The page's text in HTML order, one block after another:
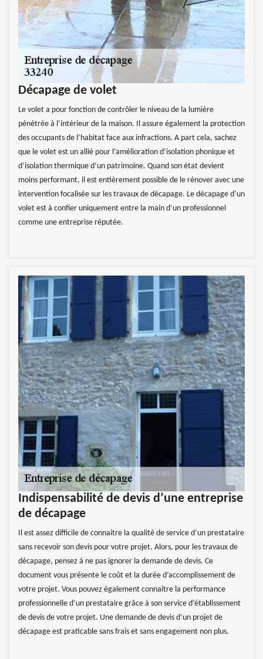
Décapage de volet
Le volet a pour fonction de contrôler le niveau de la lumière
pénétrée à l’intérieur de la maison. Il assure également la protection
des occupants de l’habitat face aux infractions. A part cela, sachez
que le volet est un allié pour l’amélioration d’isolation phonique et
d’isolation thermique d’un patrimoine. Quand son état devient
moins performant, il est entièrement possible de le rénover avec une
intervention focalisée sur les travaux de décapage. Le décapage d’un
volet est à confier uniquement entre la main d’un professionnel
comme une entreprise réputée.
Indispensabilité de devis d’une entreprise
de décapage
Il est assez difficile de connaitre la qualité de service d’un prestataire
sans recevoir son devis pour votre projet. Alors, pour les travaux de
décapage, pensez à ne pas ignorer la demande de devis. Ce
document vous présente le coût et la durée d’accomplissement de
votre projet. Vous pouvez également connaitre la performance
professionnelle d’un prestataire grâce à son service d’établissement
de devis de votre projet. Une demande de devis d’un projet de
décapage est praticable sans frais et sans engagement non plus.